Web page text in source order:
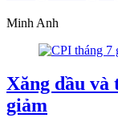
Minh Anh
Xăng dầu và
giảm